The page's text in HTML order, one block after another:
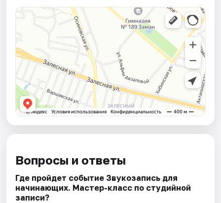
Вопросы и ответы
Где пройдет событие Звукозапись для
начинающих. Мастер-класс по студийной
записи?